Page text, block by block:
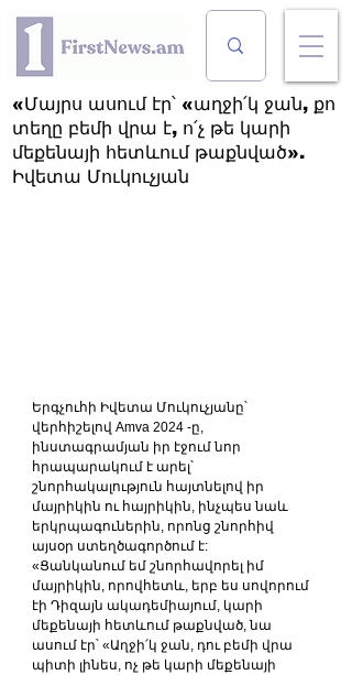
«Մայրս ասում էր՝ «աղջի՛կ ջան, քո
տեղը բեմի վրա է, ո՛չ թե կարի
մեքենայի հետևում թաքնված».
Իվետա Մուկուչյան
Երգչուհի Իվետա Մուկուչյանը՝
վերհիշելով Amva 2024 -ը,
ինստագրամյան իր էջում նոր
հրապարակում է արել՝
շնորհակալություն հայտնելով իր
մայրիկին ու հայրիկին, ինչպես նաև
երկրպագուներին, որոնց շնորհիվ
այսօր ստեղծագործում է:
«Ցանկանում եմ շնորհավորել իմ
մայրիկին, որովհետև, երբ ես սովորում
էի Դիզայն ակադեմիայում, կարի
մեքենայի հետևում թաքնված, նա
ասում էր՝ «Աղջի՛կ ջան, դու բեմի վրա
պիտի լինես, ոչ թե կարի մեքենայի